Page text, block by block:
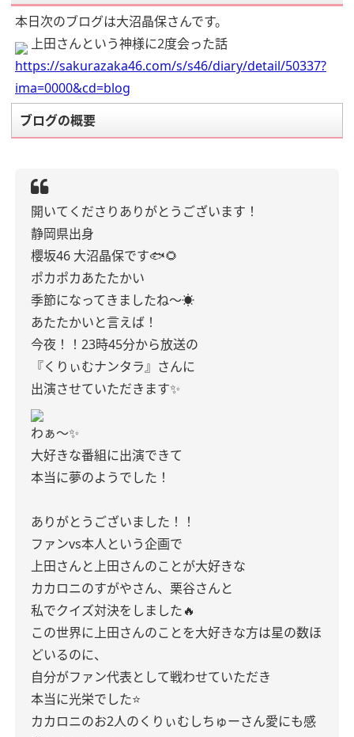
本日次のブログは大沼晶保さんです。
上田さんという神様に2度会った話
https://sakurazaka46.com/s/s46/diary/detail/50337?
ima=0000&cd=blog
ブログの概要
開いてくださりありがとうございます！
静岡県出身
櫻坂46 大沼晶保です🐟🌻
ポカポカあたたかい
季節になってきましたね〜☀️
あたたかいと言えば！
今夜！！23時45分から放送の
『くりぃむナンタラ』さんに
出演させていただきます✨
わぁ〜✨
大好きな番組に出演できて
本当に夢のようでした！
ありがとうございました！！
ファンvs本人という企画で
上田さんと上田さんのことが大好きな
カカロニのすがやさん、栗谷さんと
私でクイズ対決をしました🔥
この世界に上田さんのことを大好きな方は星の数ほ
どいるのに、
自分がファン代表として戦わせていただき
本当に光栄でした⭐️
カカロニのお2人のくりぃむしちゅーさん愛にも感